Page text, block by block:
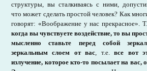
структуры, вы сталкиваясь с ними,
что может сделать простой человек? Как
говорят: «Воображение у нас прекрасное».
когда вы чувствуете воздействие, то вы
мысленно ставьте перед собой
зеркальным слоем от вас, т.е.все вот
излучение, которое кто-то посылает на